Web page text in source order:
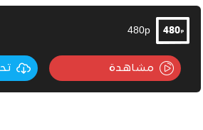
480p
مشاهدة